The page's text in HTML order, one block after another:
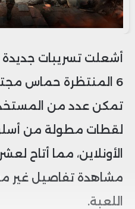
6 المنتظرة حماس
تمكن عدد من
لقطات مطولة من
الأونلاين، مما أتاح
مشاهدة تفاصيل غير
اللعبة.